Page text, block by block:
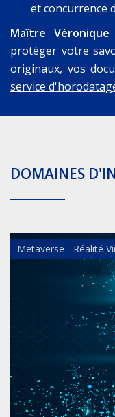
et concurrence
Maître Véronique
protéger votre
originaux, vos
service
DOMAINES
Metaverse - Réalité